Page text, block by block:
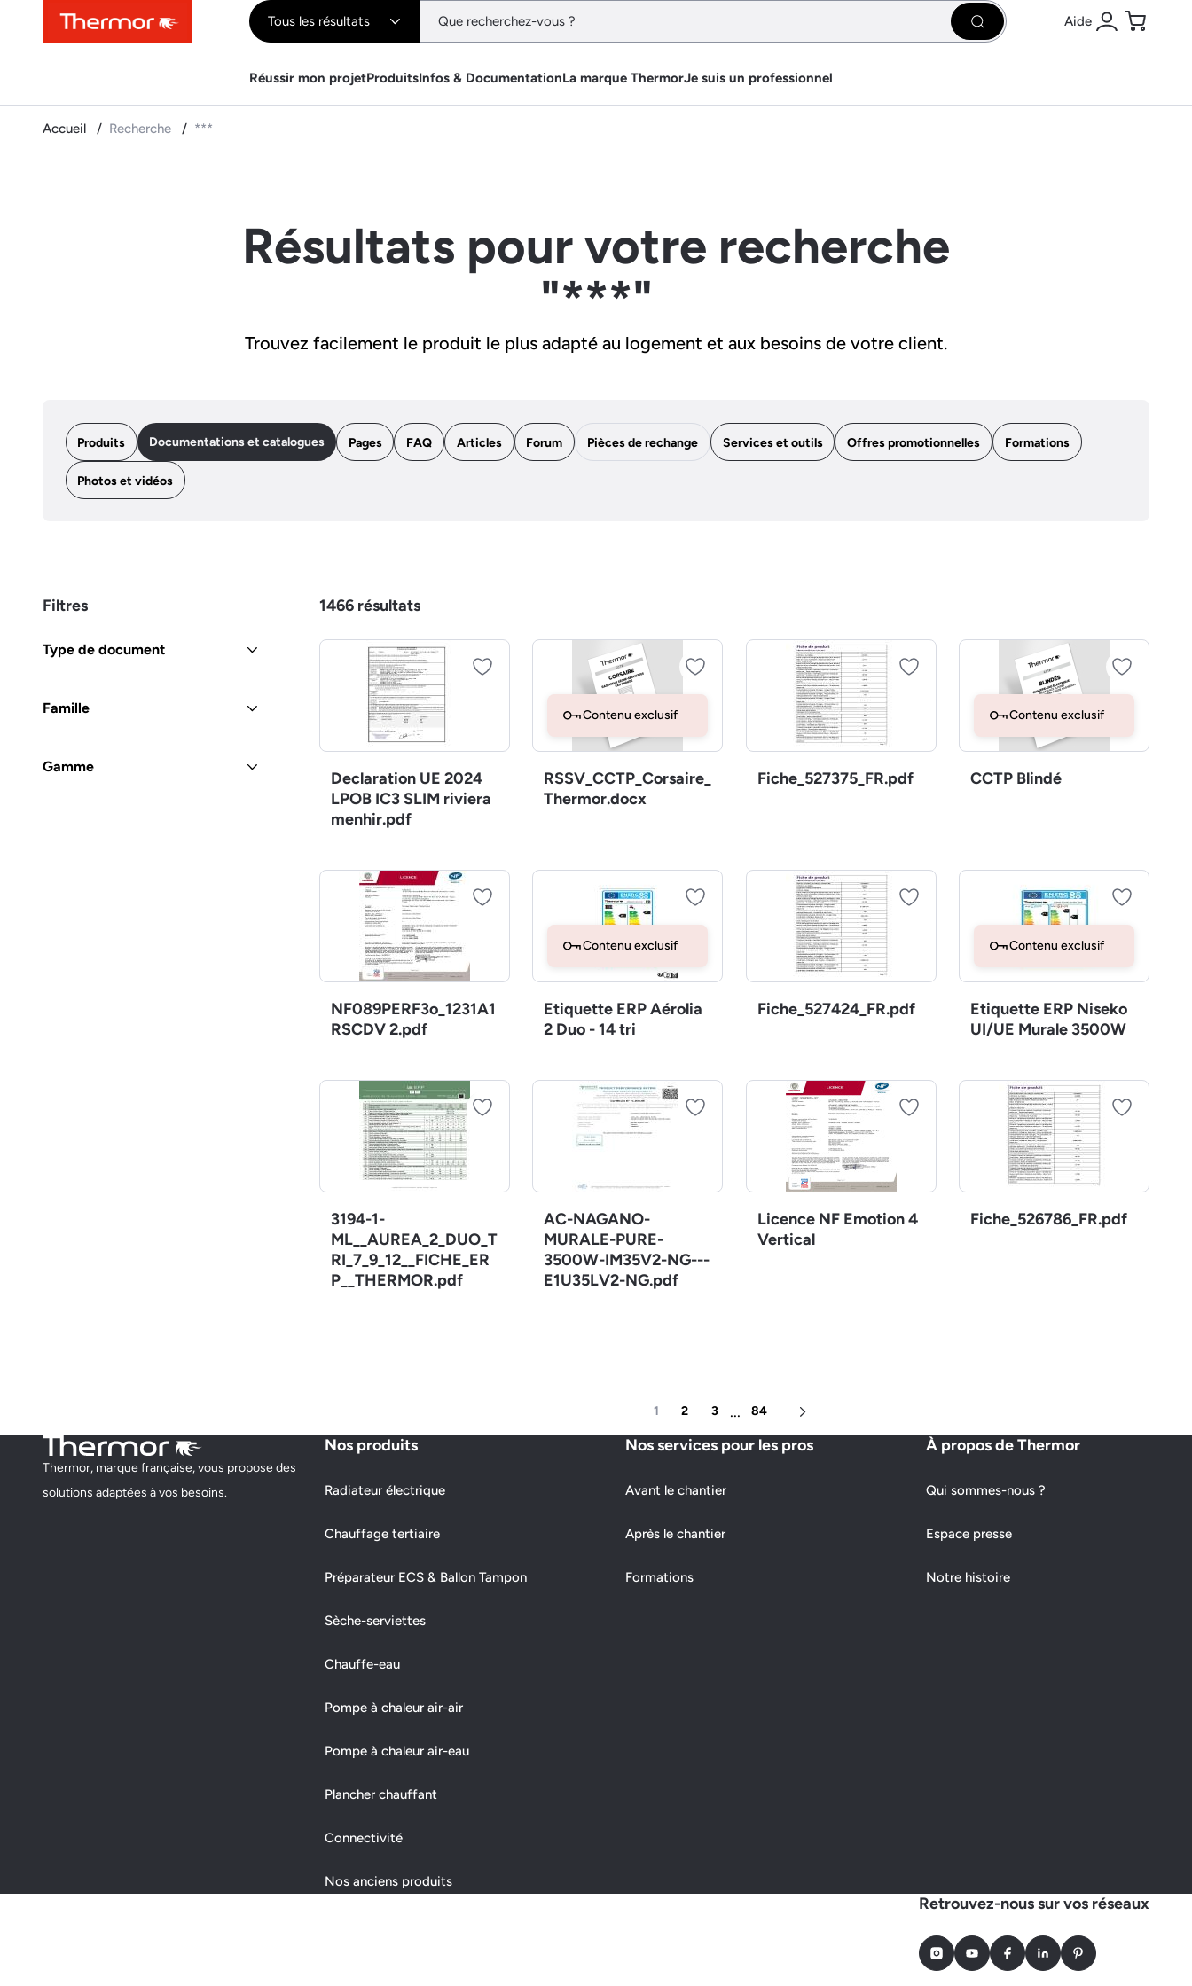
ContenuMenuRecherche Tous les résultats Rechercher Aide
Se connecter
Panier
Réussir mon projetProduitsInfos & DocumentationLa marque ThermorJe suis un professionnel
Accueil Recherche ***
Résultats pour votre recherche
"***"
Trouvez facilement le produit le plus adapté au logement et aux besoins de votre client.
Produits Documentations et catalogues Pages FAQ Articles Forum Pièces de rechange Services et outils Offres promotionnelles Formations
Photos et vidéos
Filtres
Type de document
Famille
Gamme
1466 résultats
Declaration UE 2024
LPOB IC3 SLIM riviera
menhir.pdf
Contenu exclusif
RSSV_CCTP_Corsaire_
Thermor.docx
Fiche_527375_FR.pdf
Contenu exclusif
CCTP Blindé
NF089PERF3o_1231A1
RSCDV 2.pdf
Contenu exclusif
Etiquette ERP Aérolia
2 Duo - 14 tri
Fiche_527424_FR.pdf
Contenu exclusif
Etiquette ERP Niseko
UI/UE Murale 3500W
3194-1-
ML__AUREA_2_DUO_T
RI_7_9_12__FICHE_ER
P__THERMOR.pdf
AC-NAGANO-
MURALE-PURE-
3500W-IM35V2-NG---
E1U35LV2-NG.pdf
Licence NF Emotion 4
Vertical
Fiche_526786_FR.pdf
1 2 3 ... 84
Page suivante
Thermor, marque française, vous propose des
solutions adaptées à vos besoins.
Nos produits
Radiateur électrique
Chauffage tertiaire
Préparateur ECS & Ballon Tampon
Sèche-serviettes
Chauffe-eau
Pompe à chaleur air-air
Pompe à chaleur air-eau
Plancher chauffant
Connectivité
Nos anciens produits
Nos services pour les pros
Avant le chantier
Après le chantier
Formations
À propos de Thermor
Qui sommes-nous ?
Espace presse
Notre histoire
Retrouvez-nous sur vos réseaux
InstagramYoutubeFacebookLinkedInPinterest